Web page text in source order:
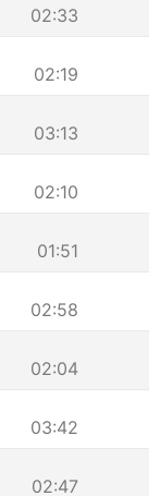
02:33
02:19
03:13
02:10
01:51
02:58
02:04
03:42
02:47